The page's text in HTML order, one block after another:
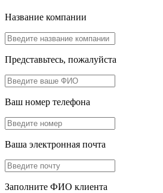
Название компании
Представьтесь, пожалуйста
Ваш номер телефона
Ваша электронная почта
Заполните ФИО клиента